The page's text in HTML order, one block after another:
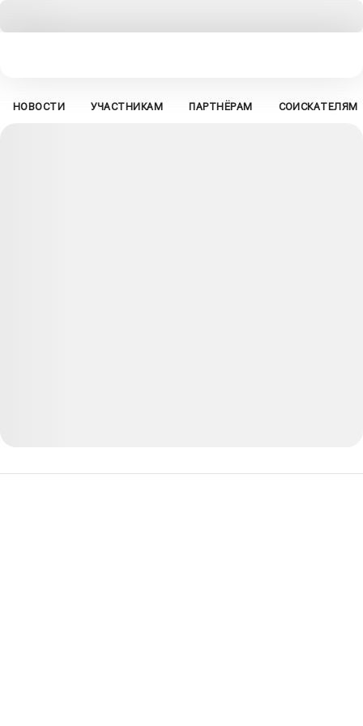
НОВОСТИ УЧАСТНИКАМ ПАРТНЁРАМ СОИСКАТЕЛЯМ